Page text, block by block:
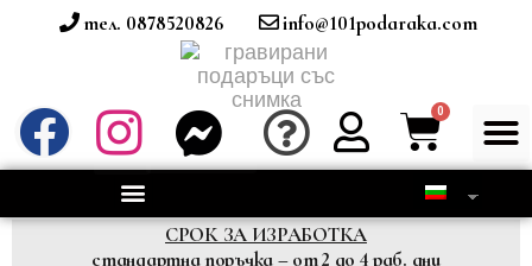
тел. 0878520826 info@101podaraka.com
СРОК ЗА ИЗРАБОТКА
стандартна поръчка – от 2 до 4 раб. дни